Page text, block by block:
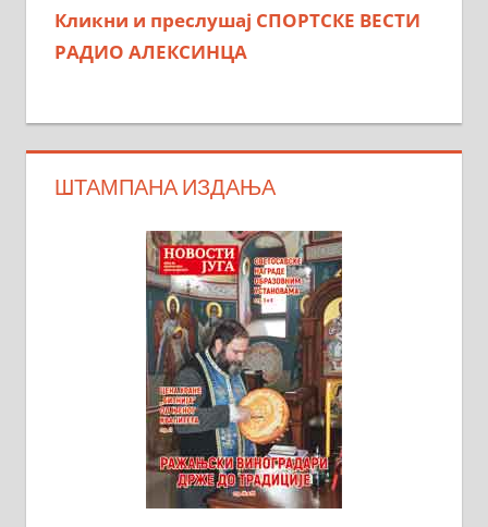
Кликни и преслушај СПОРТСКЕ ВЕСТИ
РАДИО АЛЕКСИНЦА
ШТАМПАНА ИЗДАЊА